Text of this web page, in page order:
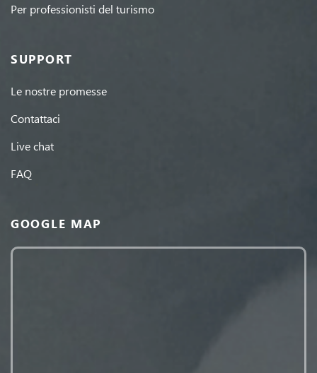
Per professionisti del turismo
SUPPORT
Le nostre promesse
Contattaci
Live chat
FAQ
GOOGLE MAP